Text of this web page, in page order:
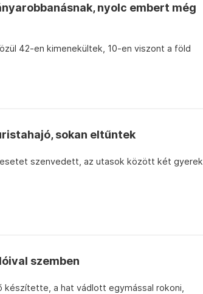
nyolc embert még
42-en kimenekültek, 10-en viszont a föld
sokan eltűntek
szenvedett, az utasok között két gyerek
szemben
a hat vádlott egymással rokoni,